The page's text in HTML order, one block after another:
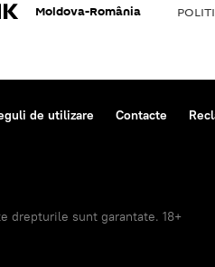
Moldova-România
de utilizare Contacte
drepturile sunt garantate. 18+